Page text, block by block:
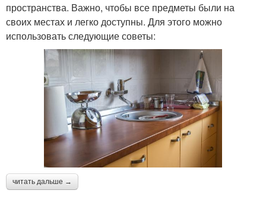
пространства. Важно, чтобы все предметы были на
своих местах и легко доступны. Для этого можно
использовать следующие советы:
читать дальше →